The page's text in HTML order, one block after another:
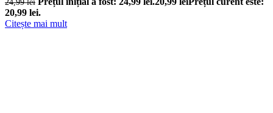
20,99 lei.
Citește mai mult